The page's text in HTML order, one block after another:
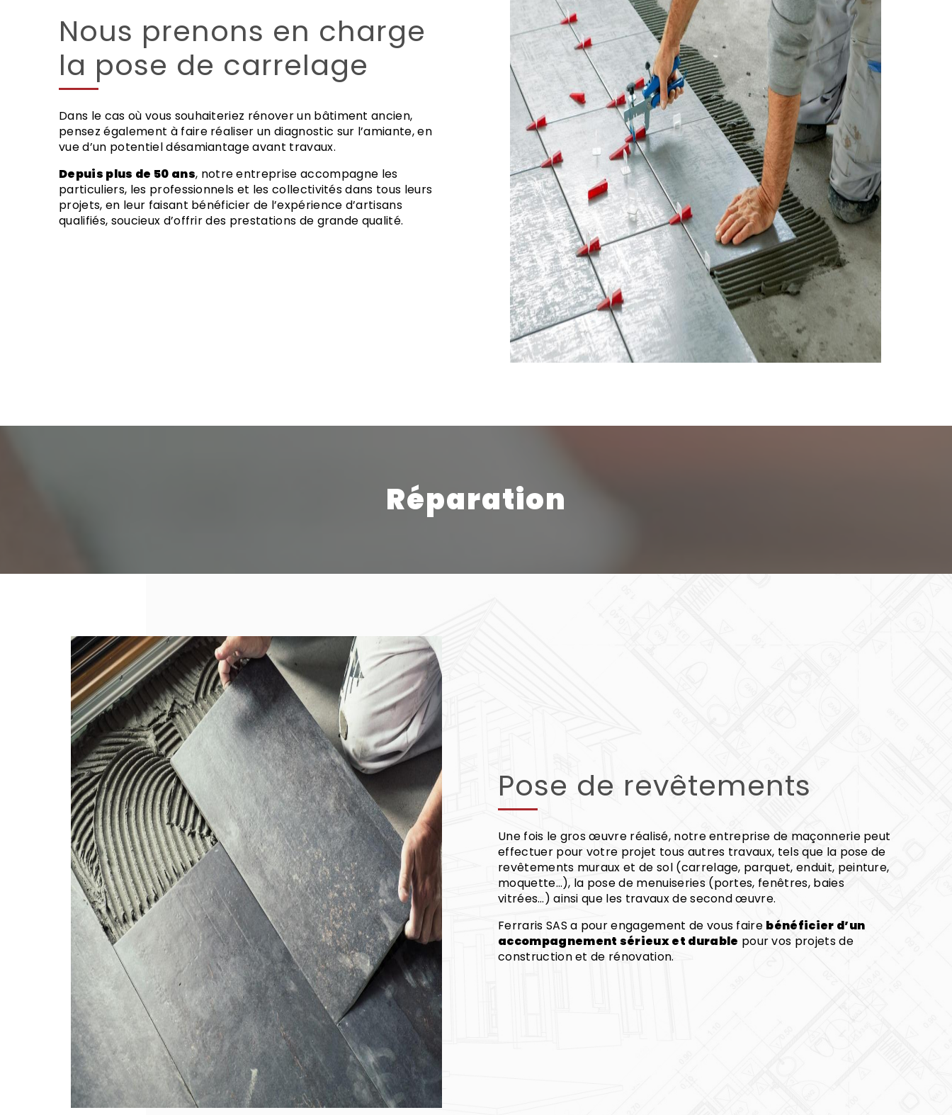
Nous prenons en charge
la pose de carrelage
Dans le cas où vous souhaiteriez rénover un bâtiment ancien,
pensez également à faire réaliser un diagnostic sur l’amiante, en
vue d’un potentiel désamiantage avant travaux.
Depuis plus de 50 ans, notre entreprise accompagne les
particuliers, les professionnels et les collectivités dans tous leurs
projets, en leur faisant bénéficier de l’expérience d’artisans
qualifiés, soucieux d’offrir des prestations de grande qualité.
Réparation
Pose de revêtements
Une fois le gros œuvre réalisé, notre entreprise de maçonnerie peut
effectuer pour votre projet tous autres travaux, tels que la pose de
revêtements muraux et de sol (carrelage, parquet, enduit, peinture,
moquette…), la pose de menuiseries (portes, fenêtres, baies
vitrées…) ainsi que les travaux de second œuvre.
Ferraris SAS a pour engagement de vous faire bénéficier d’un
accompagnement sérieux et durable pour vos projets de
construction et de rénovation.